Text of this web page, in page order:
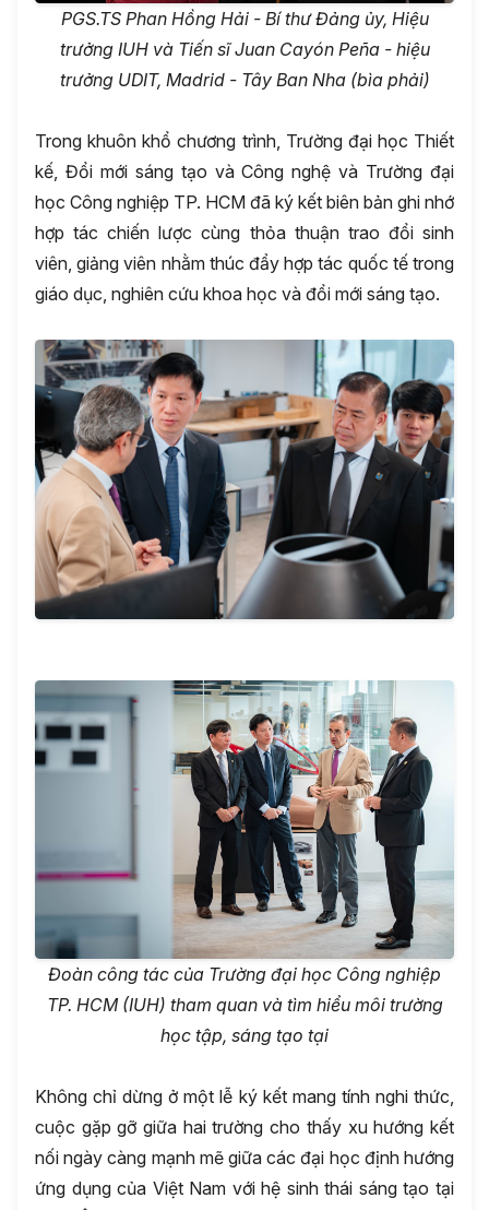
PGS.TS Phan Hồng Hải - Bíthư Đảng ủy, Hiệu
trưởngIUH và Tiến sĩ Juan Cayón Peña - hiệu
trưởng UDIT, Madrid- Tây Ban Nha (bìa phải)
Trong khuôn khổ chương trình, Trường đại học Thiết
kế, Đổi mới sáng tạo và Công nghệ và Trường đại
học Công nghiệp TP. HCM đã ký kết biên bản ghi nhớ
hợp tác chiến lược cùng thỏa thuận trao đổi sinh
viên, giảng viên nhằm thúc đẩy hợp tác quốc tế trong
giáo dục, nghiên cứu khoa học và đổi mới sáng tạo.
Đoàn công tác của Trường đại học Công nghiệp
TP. HCM (IUH) tham quan và tìm hiểu môi trường
học tập, sáng tạo tại
Không chỉ dừng ở một lễ ký kết mang tính nghi thức,
cuộc gặp gỡ giữa hai trường cho thấy xu hướng kết
nối ngày càng mạnh mẽ giữa các đại học định hướng
ứng dụng của Việt Nam với hệ sinh thái sáng tạo tại